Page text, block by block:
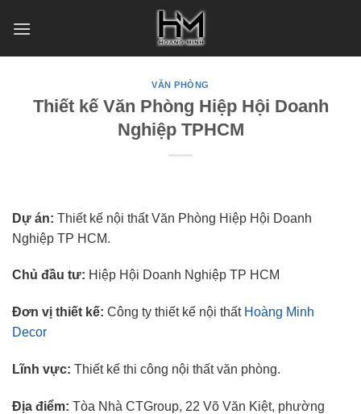
VĂN PHÒNG
Thiết kế Văn Phòng Hiệp Hội Doanh
Nghiệp TPHCM
Dự án: Thiết kế nội thất Văn Phòng Hiệp Hội Doanh
Nghiệp TP HCM.
Chủ đầu tư: Hiệp Hội Doanh Nghiệp TP HCM
Đơn vị thiết kế: Công ty thiết kế nội thất Hoàng Minh
Decor
Lĩnh vực: Thiết kế thi công nội thất văn phòng.
Địa điểm: Tòa Nhà CTGroup, 22 Võ Văn Kiệt, phường